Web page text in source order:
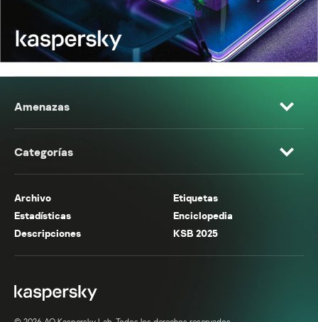
Amenazas
Categorías
Archivo
Etiquetas
Estadísticas
Enciclopedia
Descripciones
KSB 2025